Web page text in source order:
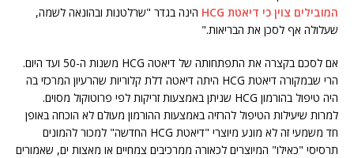
המובילים צוין כי דיאטת HCG
הינה בגדר "שרלטנות ובהונאה לשמה,
שעלולה אף לסכן את הבריאות."
אם לסכם בקצרה את התפתחותה של דיאטה HCG משנות ה-50 ועד היום.
הרי שבמקורה דיאטת HCG היתה דיאטה דלת קלוריות שהרעיון המרכזי בה
היה טיפול בהורמון HCG שניתן באמצעות זריקות לפי פרוטוקול מסוים.
למרות שיעילות הטיפול להרזיה באמצעות ההורמון מעולם לא הוכחה באופן
חד משמעי זה לא מונע מיוצרי "דיאטת HCG החדשה" למכור להמונים
תרסיסי "כאילו" המיוצרים לכאורה ממרכיבים צמחיים או מאצות ים, שאמורים